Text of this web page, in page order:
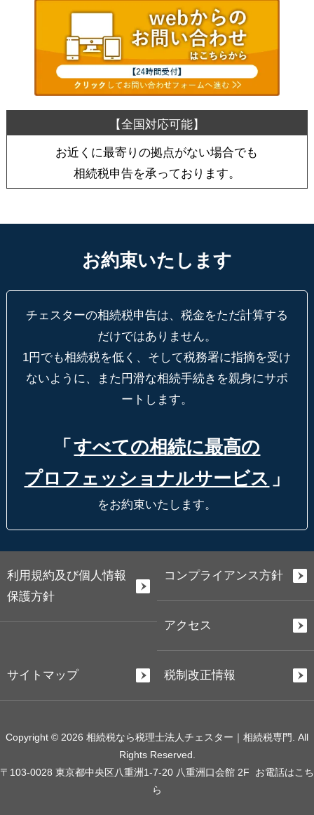
お近くに最寄りの拠点がない場合でも
相続税申告を承っております。
お約束いたします
チェスターの相続税申告は、税金をただ計算する
だけではありません。
1円でも相続税を低く、そして税務署に指摘を受け
ないように、
また円滑な相続手続きを親身にサポ
ートします。
「 すべての相続に最高の
プロフェッショナルサービス 」
をお約束いたします。
利用規約及び個人情報
保護方針
コンプライアンス方針
アクセス
サイトマップ 税制改正情報
Copyright © 2026 相続税なら税理士法人チェスター｜相続税専門. All
Rights Reserved.
〒103-0028 東京都中央区八重洲1-7-20 八重洲口会館 2F お電話はこち
ら